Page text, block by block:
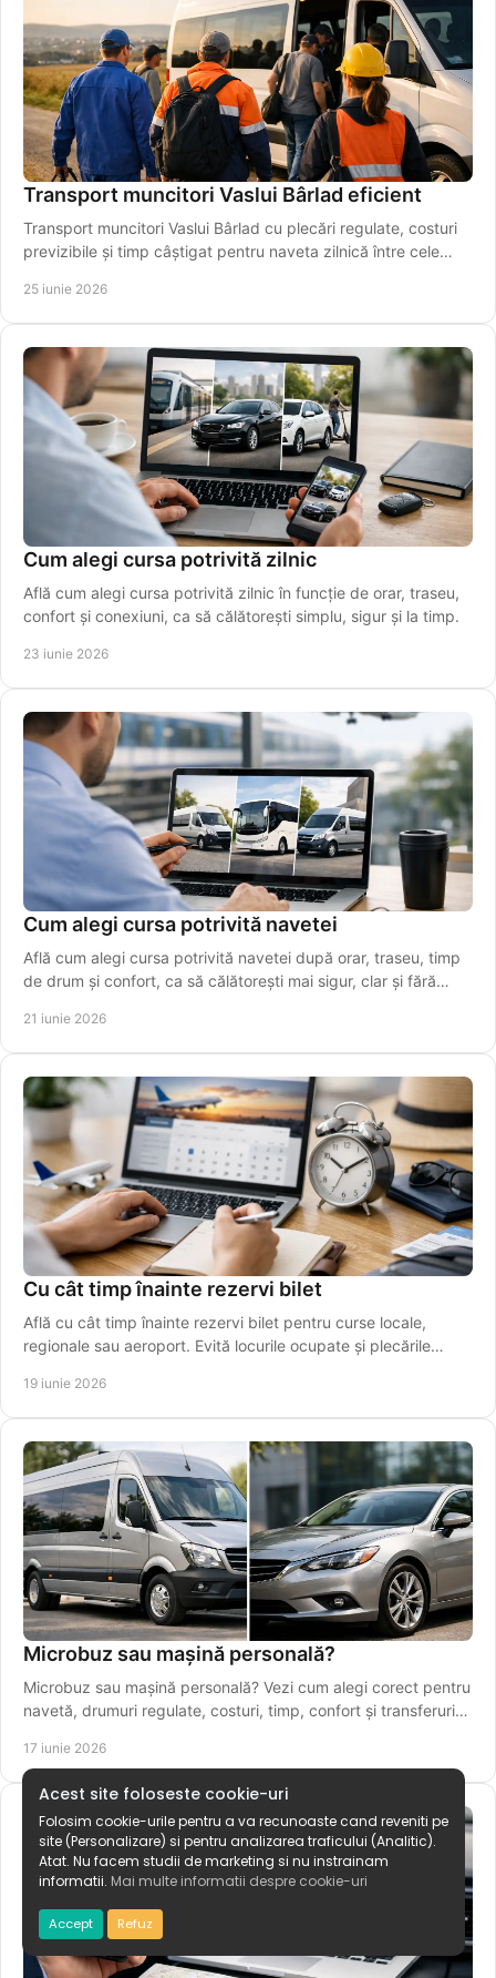
Transport muncitori Vaslui Bârlad eficient
Transport muncitori Vaslui Bârlad cu plecări regulate, costuri
previzibile și timp câștigat pentru naveta zilnică între cele
25 iunie 2026
Cum alegi cursa potrivită zilnic
Află cum alegi cursa potrivită zilnic în funcție de orar, traseu,
confort și conexiuni, ca să călătorești simplu, sigur și la timp.
23 iunie 2026
Cum alegi cursa potrivită navetei
Află cum alegi cursa potrivită navetei după orar, traseu, timp
de drum și confort, ca să călătorești mai sigur, clar și fără
21 iunie 2026
Cu cât timp înainte rezervi bilet
Află cu cât timp înainte rezervi bilet pentru curse locale,
regionale sau aeroport. Evită locurile ocupate și plecările
19 iunie 2026
Microbuz sau mașină personală?
Microbuz sau mașină personală? Vezi cum alegi corect pentru
navetă, drumuri regulate, costuri, timp, confort și transferuri
17 iunie 2026
Acest site foloseste cookie-uri
Folosim cookie-urile pentru a va recunoaste cand reveniti pe
site (Personalizare) si pentru analizarea traficului (Analitic).
Atat. Nu facem studii de marketing si nu instrainam
informatii. Mai multe informatii despre cookie-uri
Accept Refuz